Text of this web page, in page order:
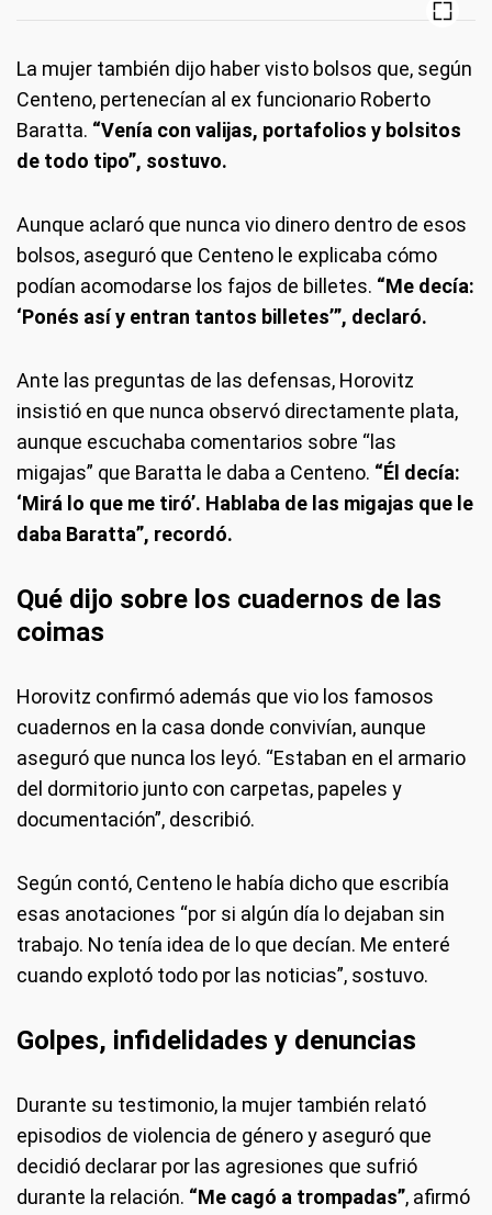
La mujer también dijo haber visto bolsos que, según
Centeno, pertenecían al ex funcionario Roberto
Baratta. “Venía con valijas, portafolios y bolsitos
de todo tipo”, sostuvo.
Aunque aclaró que nunca vio dinero dentro de esos
bolsos, aseguró que Centeno le explicaba cómo
podían acomodarse los fajos de billetes. “Me decía:
‘Ponés así y entran tantos billetes’”, declaró.
Ante las preguntas de las defensas, Horovitz
insistió en que nunca observó directamente plata,
aunque escuchaba comentarios sobre “las
migajas” que Baratta le daba a Centeno. “Él decía:
‘Mirá lo que me tiró’. Hablaba de las migajas que le
daba Baratta”, recordó.
Qué dijo sobre los cuadernos de las
coimas
Horovitz confirmó además que vio los famosos
cuadernos en la casa donde convivían, aunque
aseguró que nunca los leyó. “Estaban en el armario
del dormitorio junto con carpetas, papeles y
documentación”, describió.
Según contó, Centeno le había dicho que escribía
esas anotaciones “por si algún día lo dejaban sin
trabajo. No tenía idea de lo que decían. Me enteré
cuando explotó todo por las noticias”, sostuvo.
Golpes, infidelidades y denuncias
Durante su testimonio, la mujer también relató
episodios de violencia de género y aseguró que
decidió declarar por las agresiones que sufrió
durante la relación. “Me cagó a trompadas”, afirmó